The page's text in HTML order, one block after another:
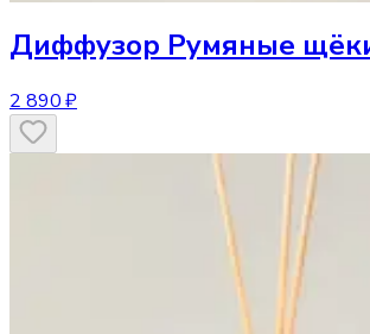
Диффузор Румяные
2 890 ₽